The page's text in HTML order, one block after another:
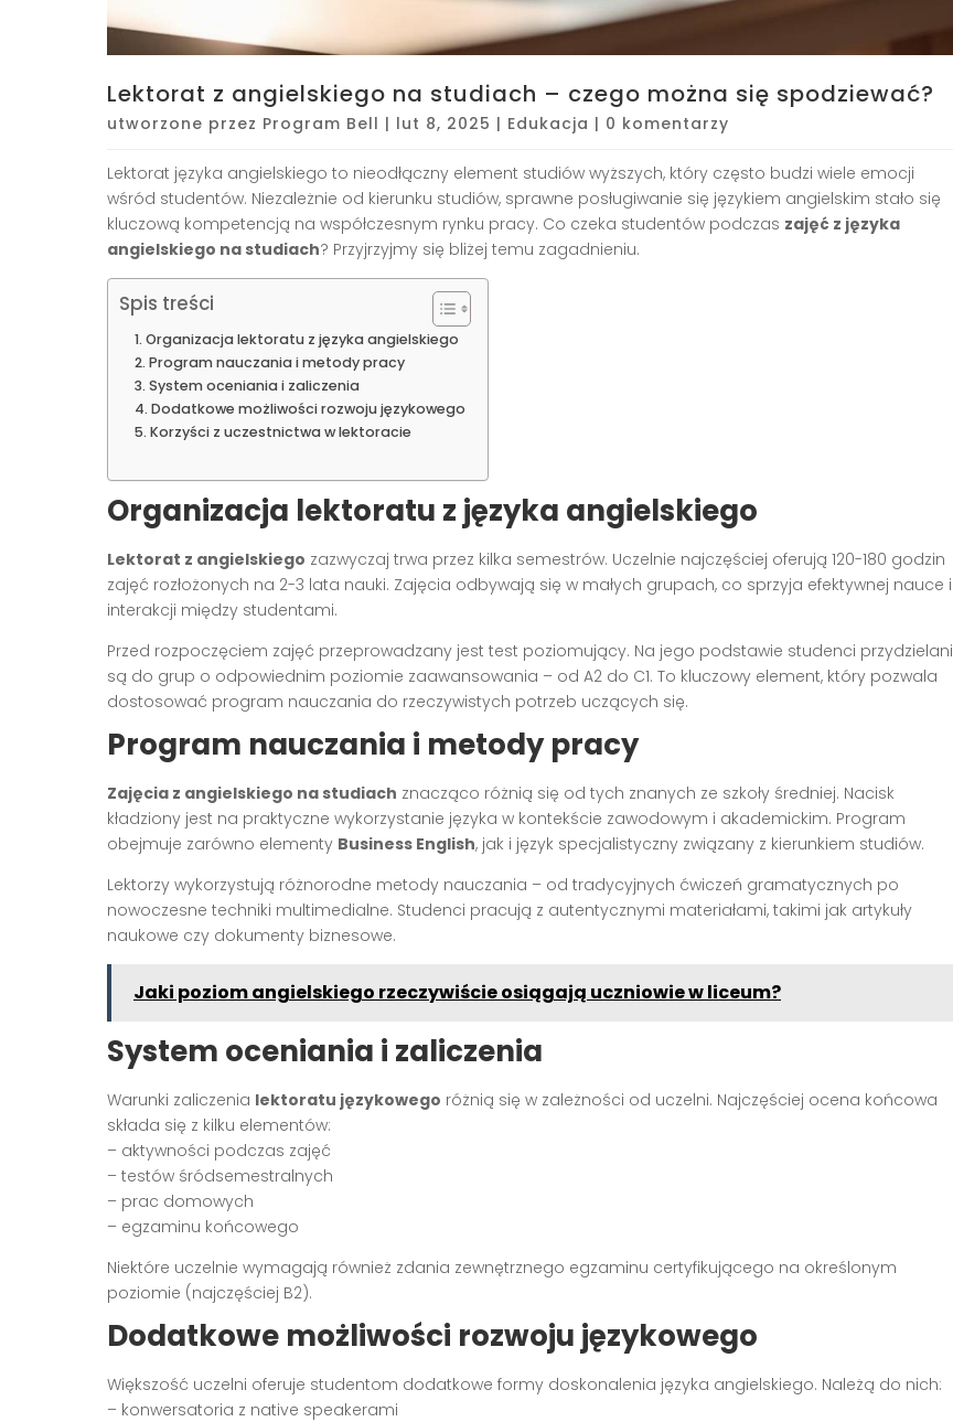
Lektorat z angielskiego na studiach – czego można się spodziewać?
utworzone przez Program Bell | lut 8, 2025 | Edukacja | 0 komentarzy
Lektorat języka angielskiego to nieodłączny element studiów wyższych, który często budzi wiele emocji
wśród studentów. Niezależnie od kierunku studiów, sprawne posługiwanie się językiem angielskim stało się
kluczową kompetencją na współczesnym rynku pracy. Co czeka studentów podczas zajęć z języka
angielskiego na studiach? Przyjrzyjmy się bliżej temu zagadnieniu.
Spis treści
Organizacja lektoratu z języka angielskiego
Program nauczania i metody pracy
System oceniania i zaliczenia
Dodatkowe możliwości rozwoju językowego
Korzyści z uczestnictwa w lektoracie
Organizacja lektoratu z języka angielskiego
Lektorat z angielskiego zazwyczaj trwa przez kilka semestrów. Uczelnie najczęściej oferują 120-180 godzin
zajęć rozłożonych na 2-3 lata nauki. Zajęcia odbywają się w małych grupach, co sprzyja efektywnej nauce i
interakcji między studentami.
Przed rozpoczęciem zajęć przeprowadzany jest test poziomujący. Na jego podstawie studenci przydzielani
są do grup o odpowiednim poziomie zaawansowania – od A2 do C1. To kluczowy element, który pozwala
dostosować program nauczania do rzeczywistych potrzeb uczących się.
Program nauczania i metody pracy
Zajęcia z angielskiego na studiach znacząco różnią się od tych znanych ze szkoły średniej. Nacisk
kładziony jest na praktyczne wykorzystanie języka w kontekście zawodowym i akademickim. Program
obejmuje zarówno elementy Business English, jak i język specjalistyczny związany z kierunkiem studiów.
Lektorzy wykorzystują różnorodne metody nauczania – od tradycyjnych ćwiczeń gramatycznych po
nowoczesne techniki multimedialne. Studenci pracują z autentycznymi materiałami, takimi jak artykuły
naukowe czy dokumenty biznesowe.
Jaki poziom angielskiego rzeczywiście osiągają uczniowie w liceum?
System oceniania i zaliczenia
Warunki zaliczenia lektoratu językowego różnią się w zależności od uczelni. Najczęściej ocena końcowa
składa się z kilku elementów:
– aktywności podczas zajęć
– testów śródsemestralnych
– prac domowych
– egzaminu końcowego
Niektóre uczelnie wymagają również zdania zewnętrznego egzaminu certyfikującego na określonym
poziomie (najczęściej B2).
Dodatkowe możliwości rozwoju językowego
Większość uczelni oferuje studentom dodatkowe formy doskonalenia języka angielskiego. Należą do nich:
– konwersatoria z native speakerami